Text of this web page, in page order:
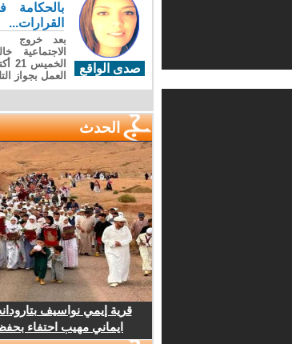
صدى الواقع
بالحكامة
القرارات...
بعد خروج
الاجتماعية
العمل بجواز
الحدث
قرية إيمي نواسيف
ايماني مهيب احتفاء